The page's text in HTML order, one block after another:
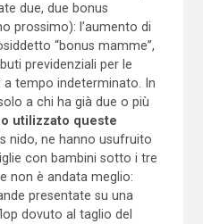
due, due bonus
prossimo): l’aumento di
“bonus mamme”,
previdenziali per le
tempo indeterminato. In
a chi ha già due o più
utilizzato queste
nido, ne hanno usufruito
con bambini sotto i tre
non è andata meglio:
presentate su una
dovuto al taglio del